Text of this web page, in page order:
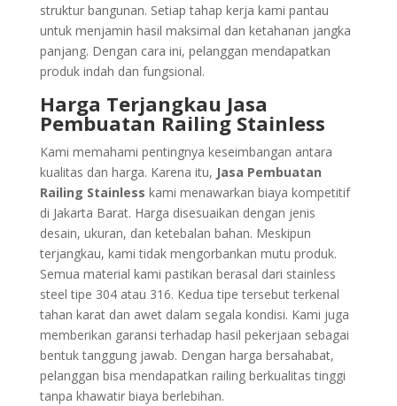
struktur bangunan. Setiap tahap kerja kami pantau
untuk menjamin hasil maksimal dan ketahanan jangka
panjang. Dengan cara ini, pelanggan mendapatkan
produk indah dan fungsional.
Harga Terjangkau Jasa
Pembuatan Railing Stainless
Kami memahami pentingnya keseimbangan antara
kualitas dan harga. Karena itu, Jasa Pembuatan
Railing Stainless kami menawarkan biaya kompetitif
di Jakarta Barat. Harga disesuaikan dengan jenis
desain, ukuran, dan ketebalan bahan. Meskipun
terjangkau, kami tidak mengorbankan mutu produk.
Semua material kami pastikan berasal dari stainless
steel tipe 304 atau 316. Kedua tipe tersebut terkenal
tahan karat dan awet dalam segala kondisi. Kami juga
memberikan garansi terhadap hasil pekerjaan sebagai
bentuk tanggung jawab. Dengan harga bersahabat,
pelanggan bisa mendapatkan railing berkualitas tinggi
tanpa khawatir biaya berlebihan.